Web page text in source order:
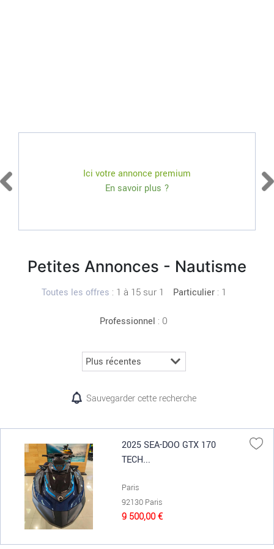
Ici votre annonce premium
En savoir plus ?
Petites Annonces - Nautisme
Toutes les offres : 1 à 15 sur 1 Particulier: 1
Professionnel : 0
Sauvegarder cette recherche
2025 SEA-DOO GTX 170
TECH...
Paris
92130 Paris
9 500,00 €